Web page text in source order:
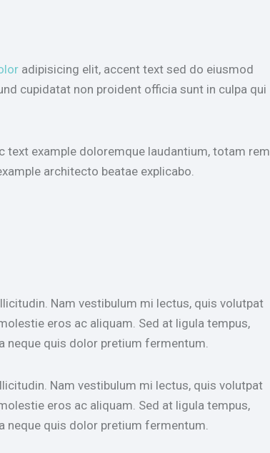
adipisicing elit, accent text sed do eiusmod
cupidatat non proident officia sunt in culpa qui
example doloremque laudantium, totam rem
architecto beatae explicabo.
Nam vestibulum mi lectus, quis volutpat
eros ac aliquam. Sed at ligula tempus,
neque quis dolor pretium fermentum.
Nam vestibulum mi lectus, quis volutpat
eros ac aliquam. Sed at ligula tempus,
quis dolor pretium fermentum.